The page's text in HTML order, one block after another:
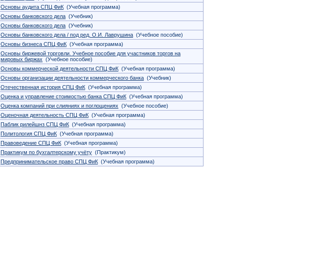
Основы аудита СПЦ ФиК (Учебная программа)
Основы банковского дела (Учебник)
Основы банковского дела (Учебник)
Основы банковского дела / под ред. О.И. Лаврушина (Учебное пособие)
Основы бизнеса СПЦ ФиК (Учебная программа)
Основы биржевой торговли. Учебное пособие для участников торгов на
мировых биржах (Учебное пособие)
Основы коммерческой деятельности СПЦ ФиК (Учебная программа)
Основы организации деятельности коммерческого банка (Учебник)
Отечественная история СПЦ ФиК (Учебная программа)
Оценка и управление стоимостью банка СПЦ ФиК (Учебная программа)
Оценка компаний при слияниях и поглощениях (Учебное пособие)
Оценочная деятельность СПЦ ФиК (Учебная программа)
Паблик рилейшнз СПЦ ФиК (Учебная программа)
Политология СПЦ ФиК (Учебная программа)
Правоведение СПЦ ФиК (Учебная программа)
Практикум по бухгалтерскому учёту (Практикум)
Предпринимательское право СПЦ ФиК (Учебная программа)